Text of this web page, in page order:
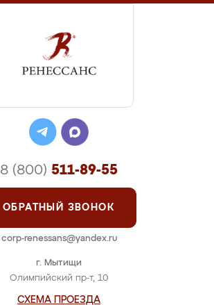
г. Мытищи
Олимпийский пр-т, 10
СХЕМА ПРОЕЗДА
8 (800) 511-89-55
ОБРАТНЫЙ ЗВОНОК
corp-renessans@yandex.ru